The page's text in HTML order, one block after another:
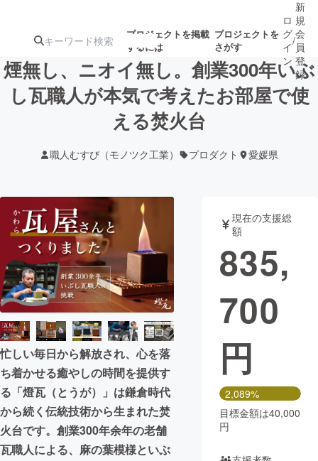
プロジェクトを掲載
するには
プロジェクトを
さがす
注目の新着プロ募集終了が近いプ
テクノロジー・ガジェット
映像・映画 書籍・雑誌
ビジネス・起業 チャレンジ
まちづくり・地域活性化
CAMPFIRE for Social Good
CAMPFIRE Creation
CAMPFIREふるさと納税machi-ya コミュニティ
ロ
グ
イ
ン
/
新
規
会
員
登
録
煙無し、ニオイ無し。創業300年いぶ
し瓦職人が本気で考えたお部屋で使
える焚火台
職人むすび（モノツク工業） プロダクト 愛媛県
忙しい毎日から解放され、心を落
ち着かせる癒やしの時間を提供す
る「燈瓦（とうが）」は鎌倉時代
から続く伝統技術から生まれた焚
火台です。創業300年余年の老舗
瓦職人による、麻の葉模様といぶ
現在の支援総
額
835,
700
円
2,089%
目標金額は40,000
円